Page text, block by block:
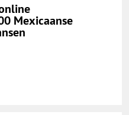
Mexicaanse